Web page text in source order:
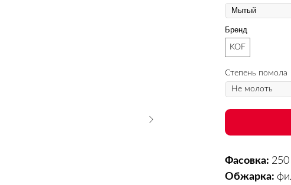
Бренд
KOF
Степень помола
Фасовка: 250
Обжарка: